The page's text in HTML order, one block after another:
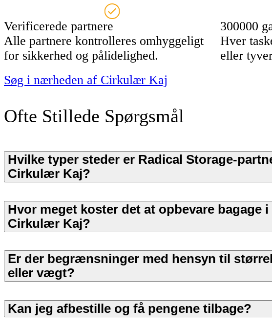
Verificerede partnere
Alle partnere kontrolleres omhyggeligt
for sikkerhed og pålidelighed.
300000
Hver
eller
Søg i nærheden af Cirkulær Kaj
Ofte Stillede Spørgsmål
Hvilke typer steder er Radical Storage-
Cirkulær Kaj?
Hvor meget koster det at opbevare bagage i
Cirkulær Kaj?
Er der begrænsninger med hensyn til
eller vægt?
Kan jeg afbestille og få pengene tilbage?